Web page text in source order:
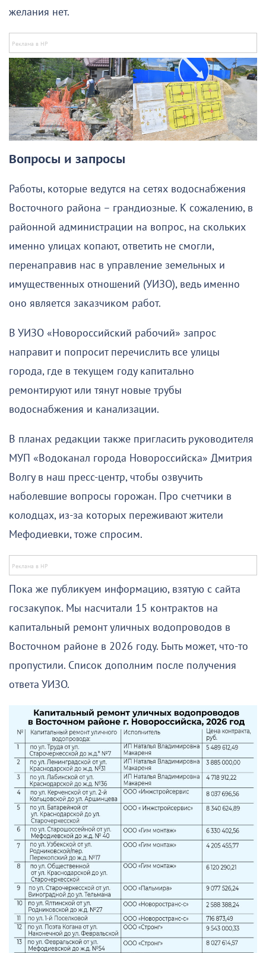
желания нет.
Вопросы и запросы
Работы, которые ведутся на сетях водоснабжения
Восточного района – грандиозные. К сожалению, в
районной администрации на вопрос, на скольких
именно улицах копают, ответить не смогли,
перенаправив нас в управление земельных и
имущественных отношений (УИЗО), ведь именно
оно является заказчиком работ.
В УИЗО «Новороссийский рабочий» запрос
направит и попросит перечислить все улицы
города, где в текущем году капитально
ремонтируют или тянут новые трубы
водоснабжения и канализации.
В планах редакции также пригласить руководителя
МУП «Водоканал города Новороссийска» Дмитрия
Волгу в наш пресс-центр, чтобы озвучить
наболевшие вопросы горожан. Про счетчики в
колодцах, из-за которых переживают жители
Мефодиевки, тоже спросим.
Пока же публикуем информацию, взятую с сайта
госзакупок. Мы насчитали 15 контрактов на
капитальный ремонт уличных водопроводов в
Восточном районе в 2026 году. Быть может, что-то
пропустили. Список дополним после получения
ответа УИЗО.